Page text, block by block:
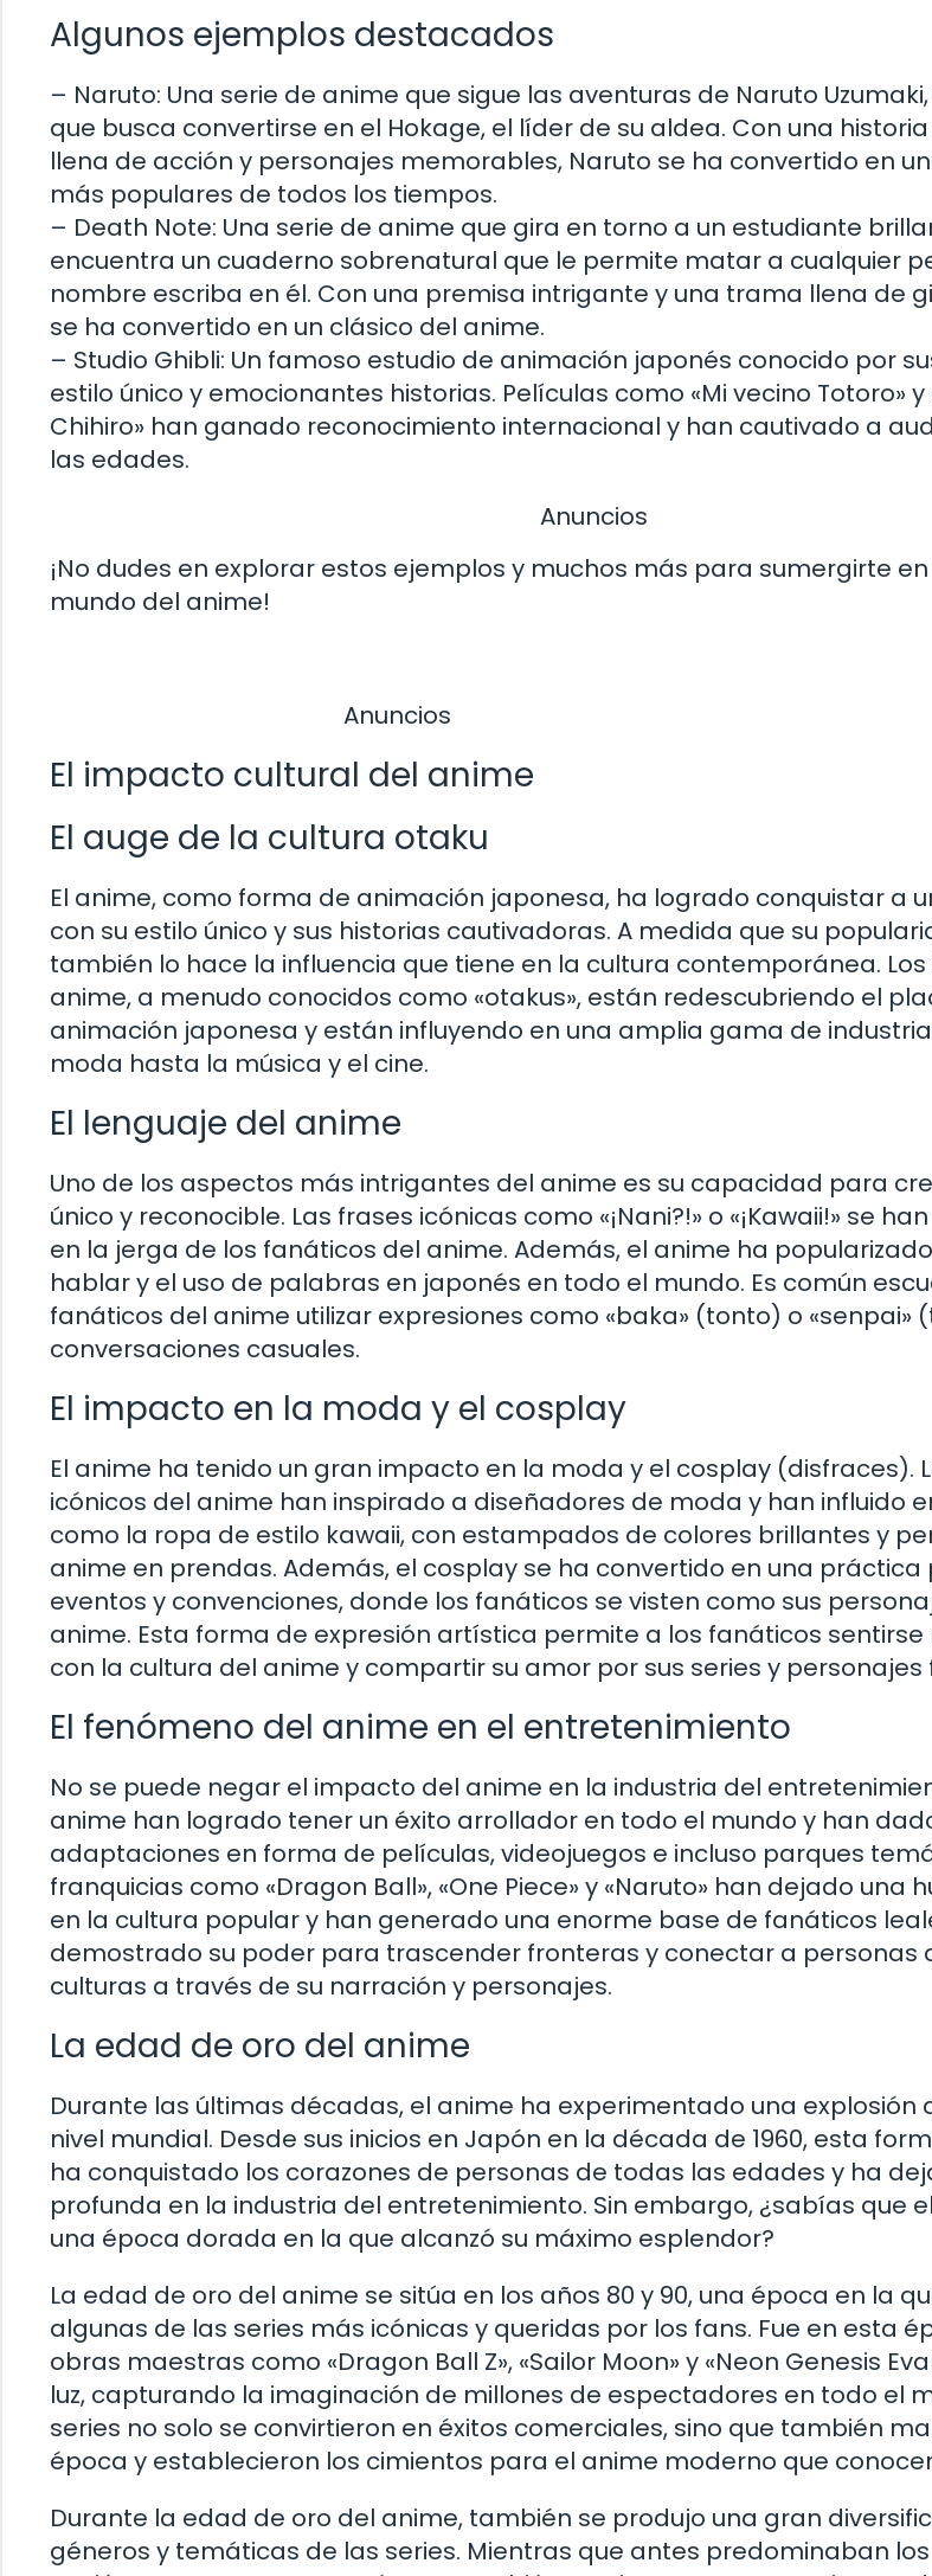
Algunos ejemplos destacados
– Naruto: Una serie de anime que sigue las aventuras de Naruto
que busca convertirse en el Hokage, el líder de su aldea. Con una
llena de acción y personajes memorables, Naruto se ha convertido en
más populares de todos los tiempos.
– Death Note: Una serie de anime que gira en torno a un estudiante
encuentra un cuaderno sobrenatural que le permite matar a cualquier
nombre escriba en él. Con una premisa intrigante y una trama llena de
se ha convertido en un clásico del anime.
– Studio Ghibli: Un famoso estudio de animación japonés conocido por
estilo único y emocionantes historias. Películas como «Mi vecino Totoro» y
Chihiro» han ganado reconocimiento internacional y han cautivado a
las edades.
Anuncios
¡No dudes en explorar estos ejemplos y muchos más para sumergirte
mundo del anime!
Anuncios
El impacto cultural del anime
El auge de la cultura otaku
El anime, como forma de animación japonesa, ha logrado conquistar a
con su estilo único y sus historias cautivadoras. A medida que su
también lo hace la influencia que tiene en la cultura contemporánea.
anime, a menudo conocidos como «otakus», están redescubriendo el
animación japonesa y están influyendo en una amplia gama de
moda hasta la música y el cine.
El lenguaje del anime
Uno de los aspectos más intrigantes del anime es su capacidad para
único y reconocible. Las frases icónicas como «¡Nani?!» o «¡Kawaii!» se
en la jerga de los fanáticos del anime. Además, el anime ha
hablar y el uso de palabras en japonés en todo el mundo. Es común
fanáticos del anime utilizar expresiones como «baka» (tonto) o «senpai»
conversaciones casuales.
El impacto en la moda y el cosplay
El anime ha tenido un gran impacto en la moda y el cosplay (disfraces).
icónicos del anime han inspirado a diseñadores de moda y han influido
como la ropa de estilo kawaii, con estampados de colores brillantes y
anime en prendas. Además, el cosplay se ha convertido en una práctica
eventos y convenciones, donde los fanáticos se visten como sus
anime. Esta forma de expresión artística permite a los fanáticos
con la cultura del anime y compartir su amor por sus series y personajes
El fenómeno del anime en el entretenimiento
No se puede negar el impacto del anime en la industria del
anime han logrado tener un éxito arrollador en todo el mundo y han
adaptaciones en forma de películas, videojuegos e incluso parques
franquicias como «Dragon Ball», «One Piece» y «Naruto» han dejado una
en la cultura popular y han generado una enorme base de fanáticos
demostrado su poder para trascender fronteras y conectar a personas
culturas a través de su narración y personajes.
La edad de oro del anime
Durante las últimas décadas, el anime ha experimentado una explosión
nivel mundial. Desde sus inicios en Japón en la década de 1960, esta
ha conquistado los corazones de personas de todas las edades y ha
profunda en la industria del entretenimiento. Sin embargo, ¿sabías que
una época dorada en la que alcanzó su máximo esplendor?
La edad de oro del anime se sitúa en los años 80 y 90, una época en la
algunas de las series más icónicas y queridas por los fans. Fue en esta
obras maestras como «Dragon Ball Z», «Sailor Moon» y «Neon Genesis
luz, capturando la imaginación de millones de espectadores en todo el
series no solo se convirtieron en éxitos comerciales, sino que también
época y establecieron los cimientos para el anime moderno que
Durante la edad de oro del anime, también se produjo una gran
géneros y temáticas de las series. Mientras que antes predominaban